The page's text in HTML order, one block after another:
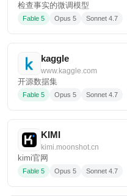
检查事实的微调模型
Fable 5 Opus 5 Sonnet 4.7
kaggle
www.kaggle.com
开源数据集
Fable 5 Opus 5 Sonnet 4.7
KIMI
kimi.moonshot.cn
kimi官网
Fable 5 Opus 5 Sonnet 4.7